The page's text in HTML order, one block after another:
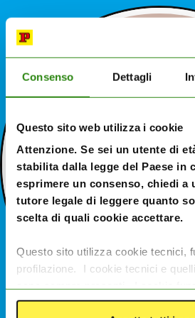
Consenso Dettagli
Questo sito web utilizza i cookie
Attenzione. Se sei un utente di
stabilita dalla legge del Paese in
esprimere un consenso, chiedi a
tutore legale di leggere quanto
scelta di quali cookie accettare.
Questo sito utilizza cookie tecnici,
profilazione. I cookie tecnici e
sono sempre presenti. I cookie
consentono di migliorare le